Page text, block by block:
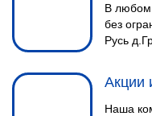
В любом
без
Русь
Акции
Наша